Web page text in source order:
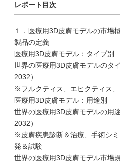
レポート目次
１．医療用3D皮膚モデルの市場
製品の定義
医療用3D皮膚モデル：タイプ別
世界の医療用3D皮膚モデルのタ
2032）
※フルクティス、エピクティス
医療用3D皮膚モデル：用途別
世界の医療用3D皮膚モデルの用
2032）
※皮膚疾患診断＆治療、手術シ
発＆試験
世界の医療用3D皮膚モデル市場